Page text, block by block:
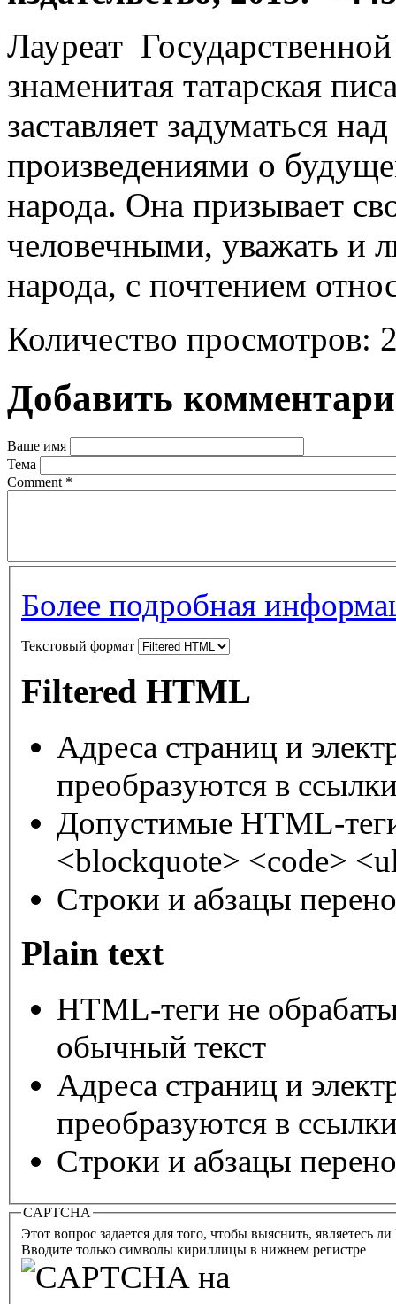
Лауреат
знаменитая татарская
заставляет задуматься
произведениями о
народа. Она призывает
человечными, уважать и
народа, с почтением
Количество просмотров:
Добавить
Ваше имя
Тема
Comment *
Более подробная
Текстовый формат
Filtered HTML
Адреса страниц и
преобразуются в
Допустимые HTML-
<blockquote> <code>
Строки и абзацы
Plain text
HTML-теги не
обычный текст
Адреса страниц и
преобразуются в
Строки и абзацы
CAPTCHA
Этот вопрос задается для того, чтобы выяснить, являетесь
Вводите только символы кириллицы в нижнем регистре